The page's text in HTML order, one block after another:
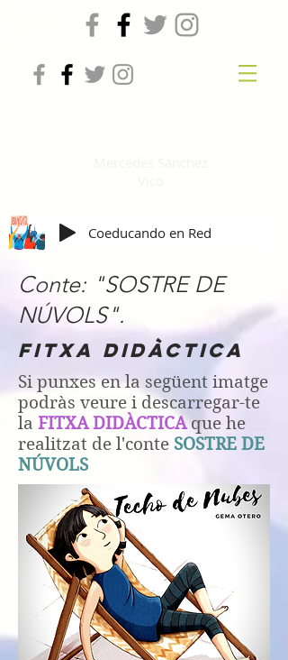
Coeducando en Red
Conte: "SOSTRE DE
NÚVOLS".
FITXA DIDÀCTICA
Si punxes en la següent imatge
podràs veure i descarregar-te
la FITXA DIDÀCTICAque he
realitzat de l'conte SOSTRE DE
NÚVOLS